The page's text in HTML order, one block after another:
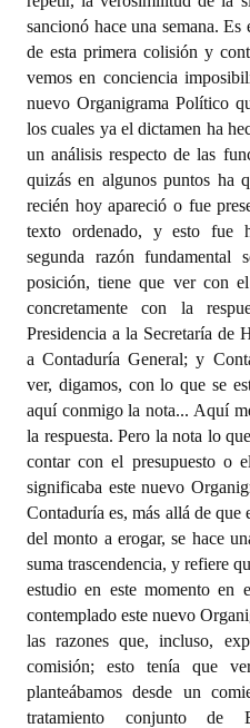
sancionó hace una semana. Es
de esta primera colisión y
vemos en conciencia
nuevo Organigrama Político
los cuales ya el dictamen ha
un análisis respecto de las
quizás en algunos puntos ha
recién hoy apareció o fue
texto ordenado, y esto fue
segunda razón fundamental
posición, tiene que ver con
concretamente con la
Presidencia a la Secretaría de
a Contaduría General; y
ver, digamos, con lo que se
aquí conmigo la nota... Aquí
la respuesta. Pero la nota lo
contar con el presupuesto o
significaba este nuevo
Contaduría es, más allá de que
del monto a erogar, se hace
suma trascendencia, y refiere
estudio en este momento en
contemplado este nuevo
las razones que, incluso,
comisión; esto tenía que
planteábamos desde un
tratamiento conjunto de